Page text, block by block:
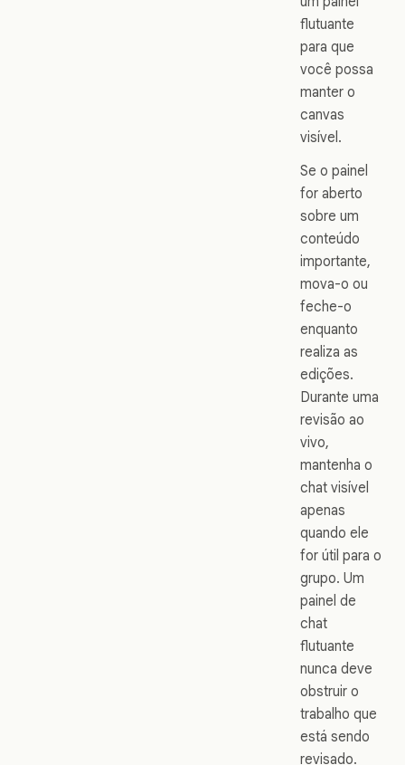
flutuante
para que
você possa
manter o
canvas
visível.
Se o painel
for aberto
sobre um
conteúdo
importante,
mova-o ou
feche-o
enquanto
realiza as
edições.
Durante uma
revisão ao
vivo,
mantenha o
chat visível
apenas
quando ele
for útil para o
grupo. Um
painel de
chat
flutuante
nunca deve
obstruir o
trabalho que
está sendo
revisado.